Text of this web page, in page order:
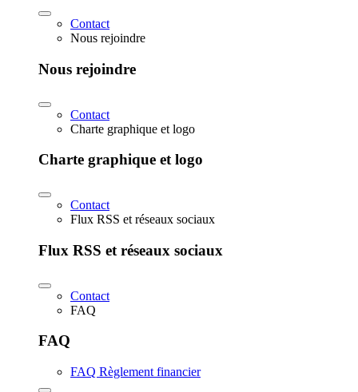
Contact
Nous rejoindre
Nous rejoindre
Contact
Charte graphique et logo
Charte graphique et logo
Contact
Flux RSS et réseaux sociaux
Flux RSS et réseaux sociaux
Contact
FAQ
FAQ
FAQ Règlement financier